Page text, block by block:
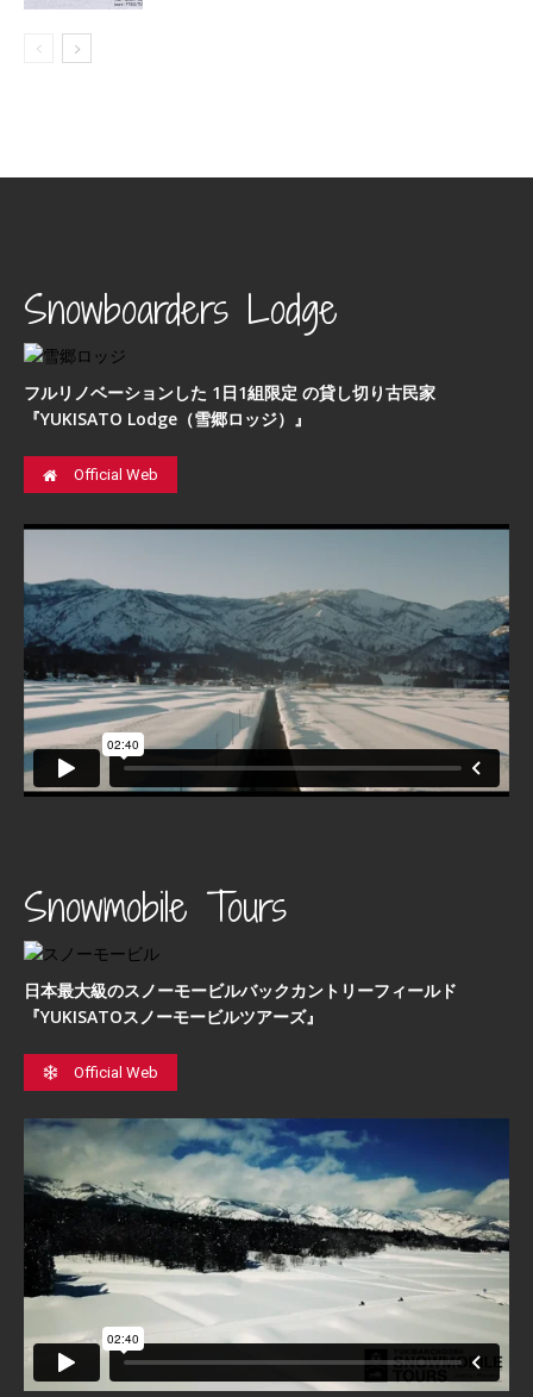
Snowboarders Lodge
フルリノベーションした 1日1組限定 の貸し切り古民家
『YUKISATO Lodge（雪郷ロッジ）』
Official Web
Snowmobile Tours
日本最⼤級のスノーモービルバックカントリーフィールド
『YUKISATOスノーモービルツアーズ』
Official Web